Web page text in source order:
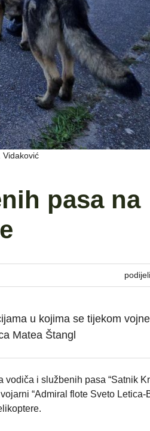
Vidaković
pasa na
u kojima se tijekom
Matea Štangl
i službenih pasa “Satnik
“Admiral flote Sveto Letica-